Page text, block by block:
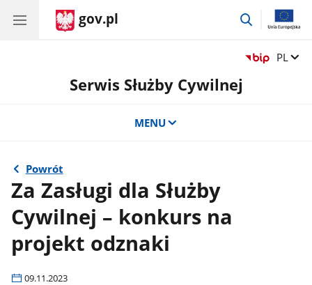
gov.pl
przejdź
Zmień
PL
Serwis Służby Cywilnej
MENU
Powrót
Za Zasługi dla Służby
Cywilnej – konkurs na
projekt odznaki
09.11.2023